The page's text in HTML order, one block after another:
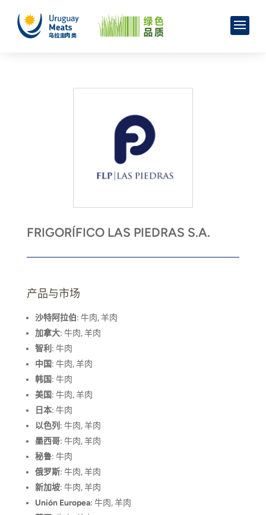
FRIGORÍFICO LAS PIEDRAS S.A.
产品与市场
沙特阿拉伯: 牛肉, 羊肉
加拿大: 牛肉, 羊肉
智利 : 牛肉
中国: 牛肉, 羊肉
韩国: 牛肉
美国: 牛肉, 羊肉
日本: 牛肉
以色列 : 牛肉, 羊肉
墨西哥: 牛肉, 羊肉
秘鲁: 牛肉
俄罗斯: 牛肉, 羊肉
新加坡: 牛肉, 羊肉
Unión Europea: 牛肉, 羊肉